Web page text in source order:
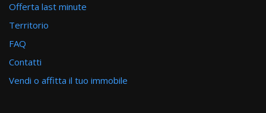
Offerta last minute
Territorio
FAQ
Contatti
Vendi o affitta il tuo immobile